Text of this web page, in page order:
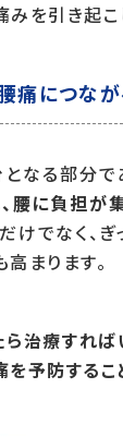
みを引き起こ
痛につな
なる部分で
腰に負担が
けでなく、
まります。
ら治療すれ
を予防する